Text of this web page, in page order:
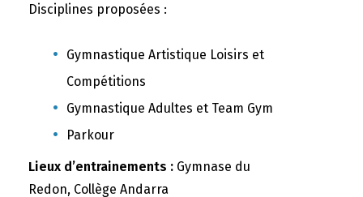
Disciplines proposées :
Gymnastique Artistique Loisirs et
Compétitions
Gymnastique Adultes et Team Gym
Parkour
Lieux d’entrainements : Gymnase du
Redon, Collège Andarra